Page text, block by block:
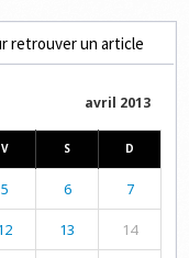
retrouver un article
avril 2013
V S D
5 6 7
13 14